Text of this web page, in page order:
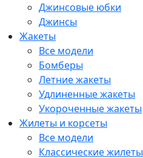
Джинсовые юбки
Джинсы
Жакеты
Все модели
Бомберы
Летние жакеты
Удлиненные жакеты
Укороченные жакеты
Жилеты и корсеты
Все модели
Классические жилеты